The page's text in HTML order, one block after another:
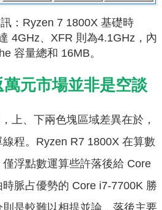
：Ryzen 7 1800X 基礎時
4GHz、XFR 則為4.1GHz，內
容量總和 16MB。
元市場並非是空談
上、下兩色塊區域差異在於，
程。 Ryzen R7 1800X 在算數
浮點數運算些許落後給 Core
脈占優勢的 Core i7-7700K 勝